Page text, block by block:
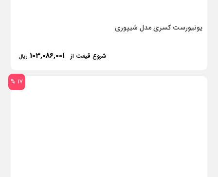
یونیورست کسری مدل شیپوری
شروع قیمت از 103,086,001 ریال
17 %